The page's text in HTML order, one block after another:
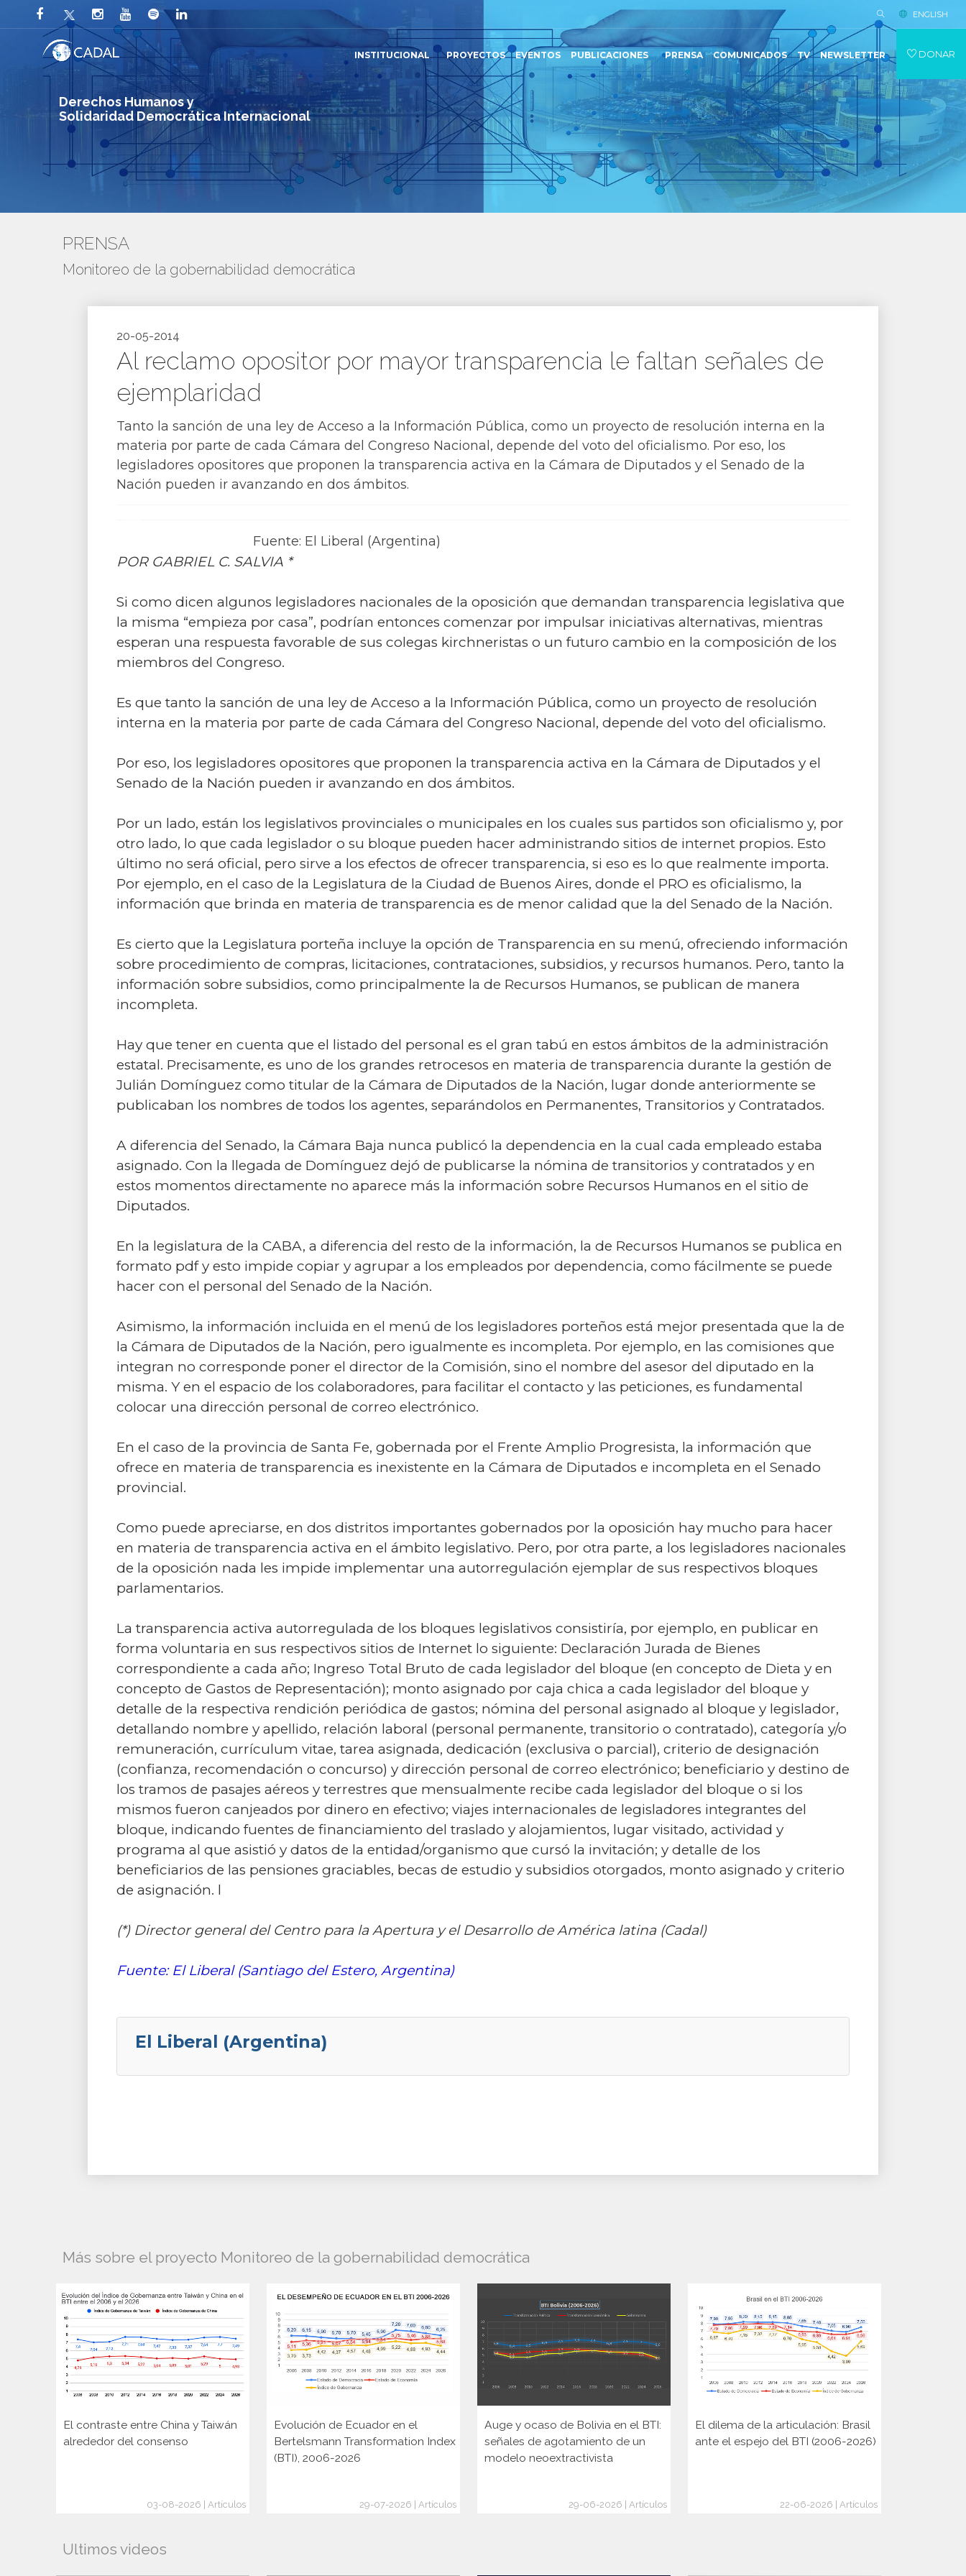
Derechos Humanos y
Solidaridad Democrática Internacional
ENGLISH
INSTITUCIONAL PROYECTOS EVENTOS PUBLICACIONES PRENSA COMUNICADOS TV NEWSLETTER DONAR
PRENSA
Monitoreo de la gobernabilidad democrática
20-05-2014
Al reclamo opositor por mayor transparencia le faltan señales de
ejemplaridad
Tanto la sanción de una ley de Acceso a la Información Pública, como un proyecto de resolución interna en la
materia por parte de cada Cámara del Congreso Nacional, depende del voto del oficialismo. Por eso, los
legisladores opositores que proponen la transparencia activa en la Cámara de Diputados y el Senado de la
Nación pueden ir avanzando en dos ámbitos.
Fuente: El Liberal (Argentina)
POR GABRIEL C. SALVIA *
Si como dicen algunos legisladores nacionales de la oposición que demandan transparencia legislativa que
la misma “empieza por casa”, podrían entonces comenzar por impulsar iniciativas alternativas, mientras
esperan una respuesta favorable de sus colegas kirchneristas o un futuro cambio en la composición de los
miembros del Congreso.
Es que tanto la sanción de una ley de Acceso a la Información Pública, como un proyecto de resolución
interna en la materia por parte de cada Cámara del Congreso Nacional, depende del voto del oficialismo.
Por eso, los legisladores opositores que proponen la transparencia activa en la Cámara de Diputados y el
Senado de la Nación pueden ir avanzando en dos ámbitos.
Por un lado, están los legislativos provinciales o municipales en los cuales sus partidos son oficialismo y, por
otro lado, lo que cada legislador o su bloque pueden hacer administrando sitios de internet propios. Esto
último no será oficial, pero sirve a los efectos de ofrecer transparencia, si eso es lo que realmente importa.
Por ejemplo, en el caso de la Legislatura de la Ciudad de Buenos Aires, donde el PRO es oficialismo, la
información que brinda en materia de transparencia es de menor calidad que la del Senado de la Nación.
Es cierto que la Legislatura porteña incluye la opción de Transparencia en su menú, ofreciendo información
sobre procedimiento de compras, licitaciones, contrataciones, subsidios, y recursos humanos. Pero, tanto la
información sobre subsidios, como principalmente la de Recursos Humanos, se publican de manera
incompleta.
Hay que tener en cuenta que el listado del personal es el gran tabú en estos ámbitos de la administración
estatal. Precisamente, es uno de los grandes retrocesos en materia de transparencia durante la gestión de
Julián Domínguez como titular de la Cámara de Diputados de la Nación, lugar donde anteriormente se
publicaban los nombres de todos los agentes, separándolos en Permanentes, Transitorios y Contratados.
A diferencia del Senado, la Cámara Baja nunca publicó la dependencia en la cual cada empleado estaba
asignado. Con la llegada de Domínguez dejó de publicarse la nómina de transitorios y contratados y en
estos momentos directamente no aparece más la información sobre Recursos Humanos en el sitio de
Diputados.
En la legislatura de la CABA, a diferencia del resto de la información, la de Recursos Humanos se publica en
formato pdf y esto impide copiar y agrupar a los empleados por dependencia, como fácilmente se puede
hacer con el personal del Senado de la Nación.
Asimismo, la información incluida en el menú de los legisladores porteños está mejor presentada que la de
la Cámara de Diputados de la Nación, pero igualmente es incompleta. Por ejemplo, en las comisiones que
integran no corresponde poner el director de la Comisión, sino el nombre del asesor del diputado en la
misma. Y en el espacio de los colaboradores, para facilitar el contacto y las peticiones, es fundamental
colocar una dirección personal de correo electrónico.
En el caso de la provincia de Santa Fe, gobernada por el Frente Amplio Progresista, la información que
ofrece en materia de transparencia es inexistente en la Cámara de Diputados e incompleta en el Senado
provincial.
Como puede apreciarse, en dos distritos importantes gobernados por la oposición hay mucho para hacer
en materia de transparencia activa en el ámbito legislativo. Pero, por otra parte, a los legisladores nacionales
de la oposición nada les impide implementar una autorregulación ejemplar de sus respectivos bloques
parlamentarios.
La transparencia activa autorregulada de los bloques legislativos consistiría, por ejemplo, en publicar en
forma voluntaria en sus respectivos sitios de Internet lo siguiente: Declaración Jurada de Bienes
correspondiente a cada año; Ingreso Total Bruto de cada legislador del bloque (en concepto de Dieta y en
concepto de Gastos de Representación); monto asignado por caja chica a cada legislador del bloque y
detalle de la respectiva rendición periódica de gastos; nómina del personal asignado al bloque y legislador,
detallando nombre y apellido, relación laboral (personal permanente, transitorio o contratado), categoría y/o
remuneración, currículum vitae, tarea asignada, dedicación (exclusiva o parcial), criterio de designación
(confianza, recomendación o concurso) y dirección personal de correo electrónico; beneficiario y destino de
los tramos de pasajes aéreos y terrestres que mensualmente recibe cada legislador del bloque o si los
mismos fueron canjeados por dinero en efectivo; viajes internacionales de legisladores integrantes del
bloque, indicando fuentes de financiamiento del traslado y alojamientos, lugar visitado, actividad y
programa al que asistió y datos de la entidad/organismo que cursó la invitación; y detalle de los
beneficiarios de las pensiones graciables, becas de estudio y subsidios otorgados, monto asignado y criterio
de asignación. l
(*) Director general del Centro para la Apertura y el Desarrollo de América latina (Cadal)
Fuente: El Liberal (Santiago del Estero, Argentina)
El Liberal (Argentina)
Más sobre el proyecto Monitoreo de la gobernabilidad democrática
El contraste entre China y Taiwán
alrededor del consenso
03-08-2026 | Artículos
Evolución de Ecuador en el
Bertelsmann Transformation Index
(BTI), 2006-2026
29-07-2026 | Artículos
Auge y ocaso de Bolivia en el BTI:
señales de agotamiento de un
modelo neoextractivista
29-06-2026 | Artículos
El dilema de la articulación: Brasil
ante el espejo del BTI (2006-2026)
22-06-2026 | Artículos
Ultimos videos